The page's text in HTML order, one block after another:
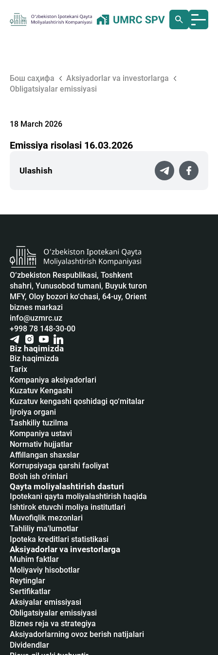
Бош саҳифа
Aksiyadorlar va investorlarga
Obligatsiyalar emissiyasi
18 March 2026
Emissiya risolasi 16.03.2026
Ulashish
O‘zbekiston Respublikasi, Toshkent
shahri, Yunusobod tumani, Buyuk turon
MFY, Oloy bozori ko‘chasi, 64-uy, Orient
biznes markazi
info@uzmrc.uz
+998 78 148-30-00
Biz haqimizda
Biz haqimizda
Tarix
Kompaniya aksiyadorlari
Kuzatuv Kengashi
Kuzatuv kengashi qoshidagi qo‘mitalar
Ijroiya organi
Tashkiliy tuzilma
Kompaniya ustavi
Normativ hujjatlar
Affillangan shaxslar
Korrupsiyaga qarshi faoliyat
Bo'sh ish o'rinlari
Qayta moliyalashtirish dasturi
Ipotekani qayta moliyalashtirish haqida
Ishtirok etuvchi moliya institutlari
Muvofiqlik mezonlari
Tahliliy ma'lumotlar
Ipoteka kreditlari statistikasi
Aksiyadorlar va investorlarga
Muhim faktlar
Moliyaviy hisobotlar
Reytinglar
Sertifikatlar
Аksiyalar emissiyasi
Obligatsiyalar emissiyasi
Biznes reja va strategiya
Aksiyadorlarning ovoz berish natijalari
Dividendlar